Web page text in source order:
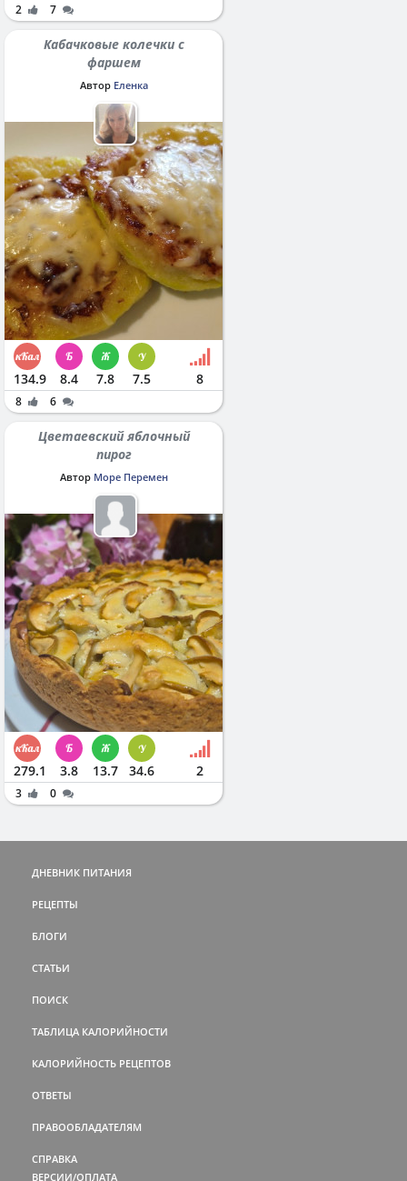
2 7
Кабачковые колечки с
фаршем
Автор Еленка
134.9 8.4 7.8 7.5 8
8 6
Цветаевский яблочный
пирог
Автор Море Перемен
279.1 3.8 13.7 34.6 2
3 0
ДНЕВНИК ПИТАНИЯ
РЕЦЕПТЫ
БЛОГИ
СТАТЬИ
ПОИСК
ТАБЛИЦА КАЛОРИЙНОСТИ
КАЛОРИЙНОСТЬ РЕЦЕПТОВ
ОТВЕТЫ
ПРАВООБЛАДАТЕЛЯМ
СПРАВКА
ВЕРСИИ/ОПЛАТА